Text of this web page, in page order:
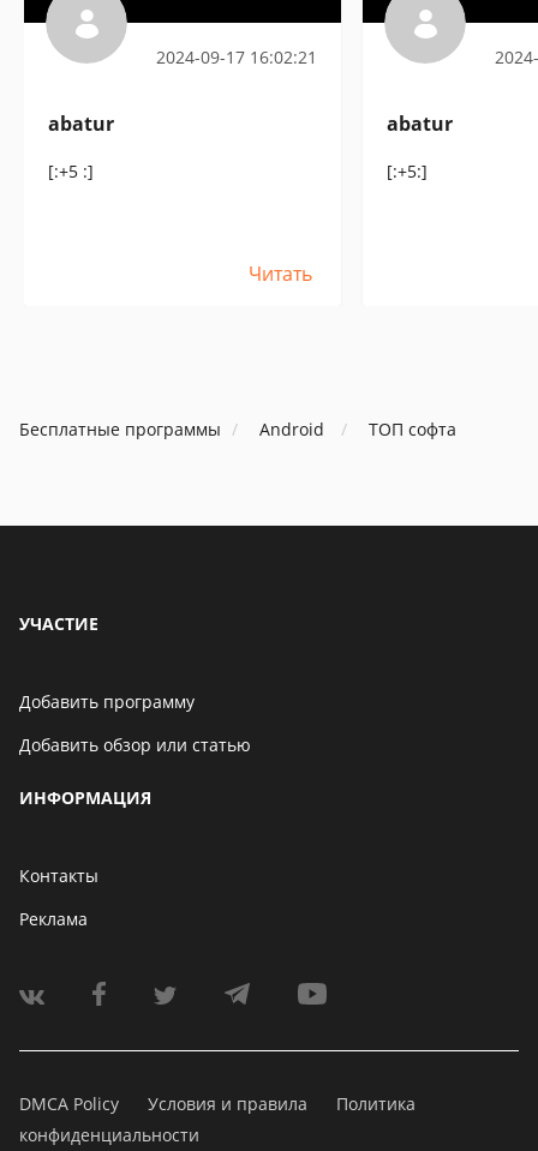
2024-09-17 16:02:21
abatur
[:+5 :]
Читать
abatur
[:+5:]
Бесплатные программы Android ТОП софта
УЧАСТИЕ
Добавить программу
Добавить обзор или статью
ИНФОРМАЦИЯ
Контакты
Реклама
DMCA Policy Условия и правила
Политика
конфиденциальности